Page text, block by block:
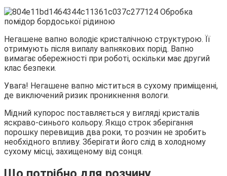
Негашене вапно володіє кристалічною структурою. Її
отримують після випалу вапнякових порід. Вапно
вимагає обережності при роботі, оскільки має другий
клас безпеки.
Увага! Негашене вапно міститься в сухому приміщенні,
де виключений ризик проникнення вологи.
Мідний купорос поставляється у вигляді кристалів
яскраво-синього кольору. Якщо строк зберігання
порошку перевищив два роки, то розчин не зробить
необхідного впливу. Зберігати його слід в холодному
сухому місці, захищеному від сонця.